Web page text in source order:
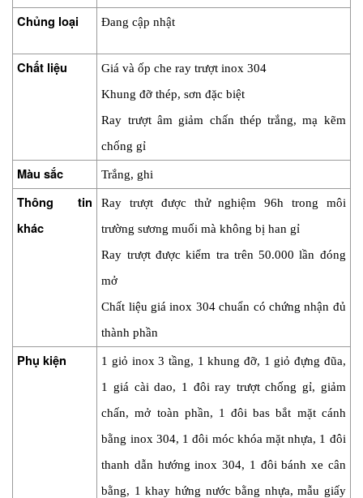
Chủng loại
Đang cập nhật
Chất liệu
Giá và ốp che ray trượt inox 304
Khung đỡ thép, sơn đặc biệt
Ray trượt âm giảm chấn thép trắng, mạ kẽm
chống gỉ
Màu sắc Trắng, ghi
Thông tin
khác
Ray trượt được thử nghiệm 96h trong môi
trường sương muối mà không bị han gỉ
Ray trượt được kiểm tra trên 50.000 lần đóng
mở
Chất liệu giá inox 304 chuẩn có chứng nhận đủ
thành phần
Phụ kiện
1 giỏ inox 3 tầng, 1 khung đỡ, 1 giỏ đựng đũa,
1 giá cài dao, 1 đôi ray trượt chống gỉ, giảm
chấn, mở toàn phần, 1 đôi bas bắt mặt cánh
bằng inox 304, 1 đôi móc khóa mặt nhựa, 1 đôi
thanh dẫn hướng inox 304, 1 đôi bánh xe cân
bằng, 1 khay hứng nước bằng nhựa, mẫu giấy